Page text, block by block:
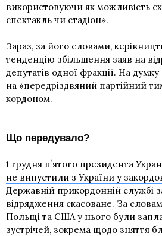
використовуючи як можливість
спектакль чи стадіон».
Зараз, за його словами,
тенденцію збільшення заяв на
депутатів одної фракції. На
на «передріздвяний партійний
кордоном.
Що передувало?
1 грудня пʼятого президента
не випустили з України у
Державній прикордонній службі
відрядження скасоване. За
Польщі та США у нього були
зустрічей, зокрема щодо зняття